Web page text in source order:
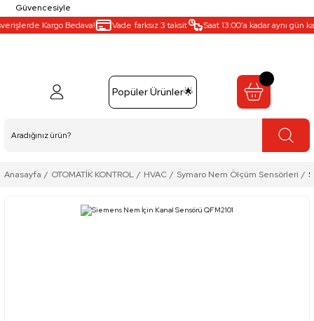
Güvencesiyle
Kargo Bedava!
Vade farksız 3 taksit Saat 13:00’a kadar aynı gün
Popüler Ürünler🌟
Anasayfa OTOMATİK KONTROL HVAC Symaro Nem Ölçüm Sensörleri